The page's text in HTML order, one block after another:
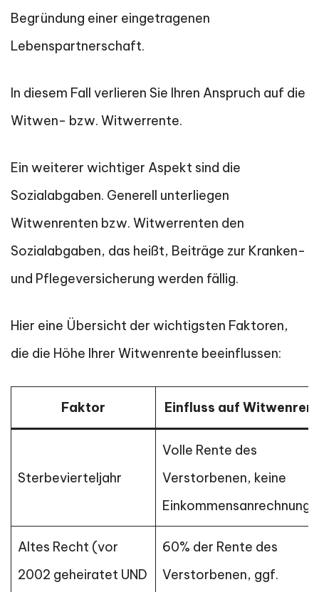
Begründung einer eingetragenen
Lebenspartnerschaft.
In diesem Fall verlieren Sie Ihren Anspruch auf die
Witwen- bzw. Witwerrente.
Ein weiterer wichtiger Aspekt sind die
Sozialabgaben. Generell unterliegen
Witwenrenten bzw. Witwerrenten den
Sozialabgaben, das heißt, Beiträge zur Kranken-
und Pflegeversicherung werden fällig.
Hier eine Übersicht der wichtigsten Faktoren,
die die Höhe Ihrer Witwenrente beeinflussen:
Faktor Einfluss auf
Sterbevierteljahr
Volle Rente des
Verstorbenen, keine
Einkommensanrechnung
Altes Recht (vor
2002 geheiratet UND
60% der Rente des
Verstorbenen, ggf.